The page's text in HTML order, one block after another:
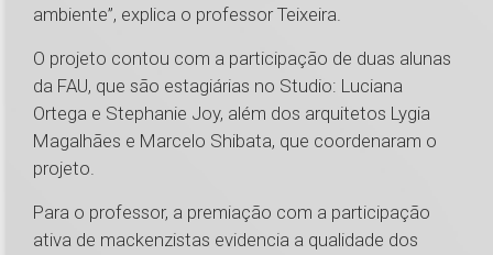
ambiente”, explica o professor Teixeira.
O projeto contou com a participação de duas alunas
da FAU, que são estagiárias no Studio: Luciana
Ortega e Stephanie Joy, além dos arquitetos Lygia
Magalhães e Marcelo Shibata, que coordenaram o
projeto.
Para o professor, a premiação com a participação
ativa de mackenzistas evidencia a qualidade dos